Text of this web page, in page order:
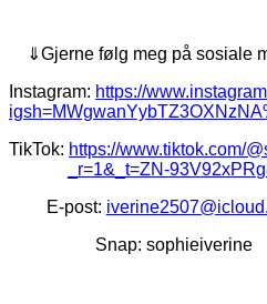
⇓Gjerne følg meg på sosiale
Instagram: https://
TikTok: https://www.tiktok.com/
_r=1&_t=ZN-
E-post:
Snap: sophieiverine